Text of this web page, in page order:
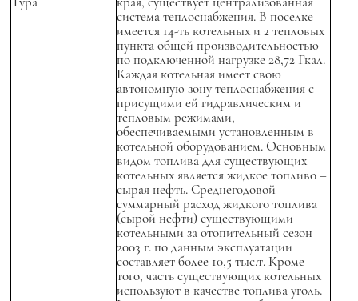
система теплоснабжения. В поселке
имеется 14-ть котельных и 2 тепловых
пункта общей производительностью
по подключенной нагрузке 28,72 Гкал.
Каждая котельная имеет свою
автономную зону теплоснабжения с
присущими ей гидравлическим и
тепловым режимами,
обеспечиваемыми установленным в
котельной оборудованием. Основным
видом топлива для существующих
котельных является жидкое топливо –
сырая нефть. Среднегодовой
суммарный расход жидкого топлива
(сырой нефти) существующими
котельными за отопительный сезон
2003 г. по данным эксплуатации
составляет более 10,5 тыс.т. Кроме
того, часть существующих котельных
используют в качестве топлива уголь.